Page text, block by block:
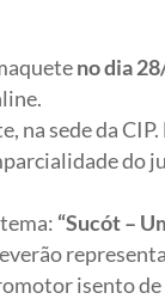
no dia
sede da
do
“Sucót –
isento